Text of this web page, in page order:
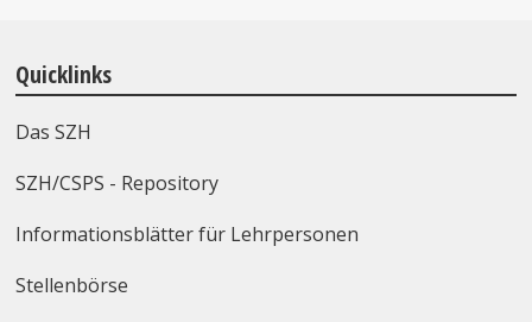
Quicklinks
Das SZH
SZH/CSPS - Repository
Informationsblätter für Lehrpersonen
Stellenbörse